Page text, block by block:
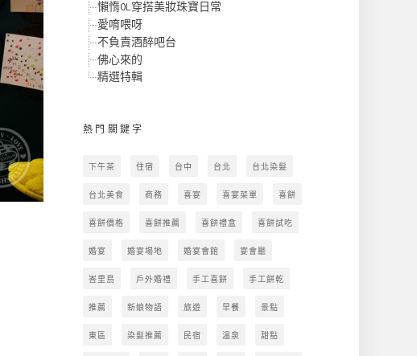
懶惰OL穿搭美妝珠寶日常
愛唷喂呀
不負責酒醉吧台
佛心來的
精選特輯
熱門關鍵字
下午茶 住宿 台中 台北 台北染髮
台北美食 商務 喜宴 喜宴菜單 喜餅
喜餅價格 喜餅推薦 喜餅禮盒 喜餅試吃
婚宴 婚宴場地 婚宴會館 宴會廳
峇里島 戶外婚禮 手工喜餅 手工餅乾
推薦 新娘物語 旅遊 早餐 景點
東區 染髮推薦 民宿 溫泉 甜點